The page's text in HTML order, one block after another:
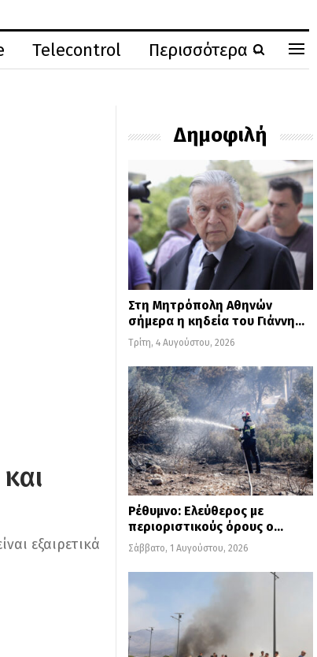
Telecontrol Περισσότερα
εξαιρετικά
Δημοφιλή
Στη Μητρόπολη Αθηνών
σήμερα η κηδεία του Γιάννη…
Τρίτη, 4 Αυγούστου, 2026
Ρέθυμνο: Ελεύθερος με
περιοριστικούς όρους ο…
Σάββατο, 1 Αυγούστου, 2026